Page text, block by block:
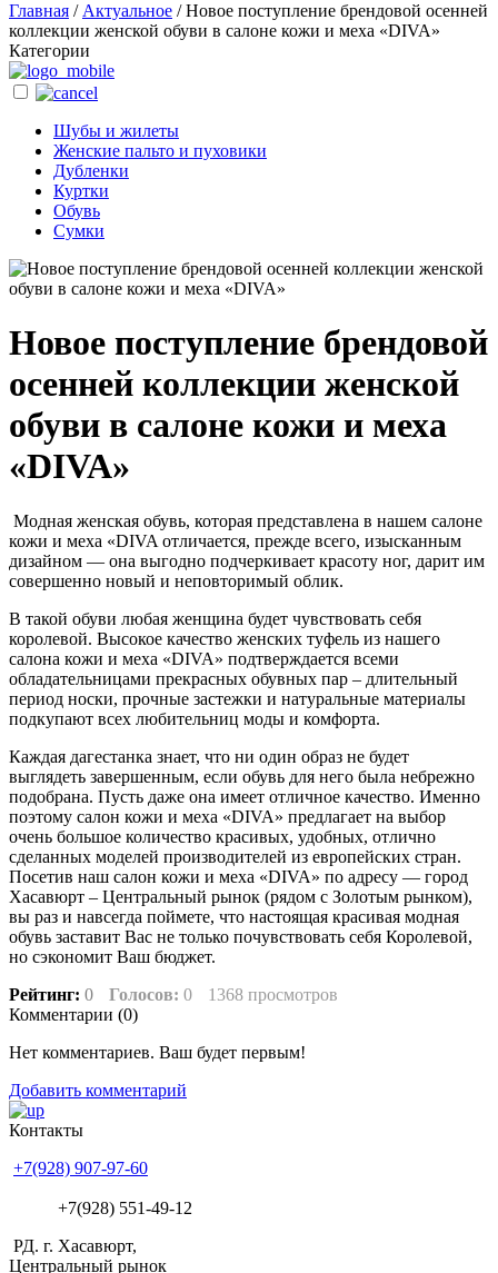
Главная / Актуальное /Новое поступление брендовой осенней
коллекции женской обуви в салоне кожи и меха «DIVA»
Категории
Шубы и жилеты
Женские пальто и пуховики
Дубленки
Куртки
Обувь
Сумки
Новое поступление брендовой
осенней коллекции женской
обуви в салоне кожи и меха
«DIVA»
Модная женская обувь, которая представлена в нашем салоне
кожи и меха «DIVA отличается, прежде всего, изысканным
дизайном — она выгодно подчеркивает красоту ног, дарит им
совершенно новый и неповторимый облик.
В такой обуви любая женщина будет чувствовать себя
королевой. Высокое качество женских туфель из нашего
салона кожи и меха «DIVA» подтверждается всеми
обладательницами прекрасных обувных пар – длительный
период носки, прочные застежки и натуральные материалы
подкупают всех любительниц моды и комфорта.
Каждая дагестанка знает, что ни один образ не будет
выглядеть завершенным, если обувь для него была небрежно
подобрана. Пусть даже она имеет отличное качество. Именно
поэтому салон кожи и меха «DIVA» предлагает на выбор
очень большое количество красивых, удобных, отлично
сделанных моделей производителей из европейских стран.
Посетив наш салон кожи и меха «DIVA» по адресу — город
Хасавюрт – Центральный рынок (рядом с Золотым рынком),
вы раз и навсегда поймете, что настоящая красивая модная
обувь заставит Вас не только почувствовать себя Королевой,
но сэкономит Ваш бюджет.
Рейтинг: 0 Голосов: 0
1368 просмотров
Комментарии (0)
Нет комментариев. Ваш будет первым!
Добавить комментарий
Контакты
+7(928) 907-97-60
+7(928) 551-49-12
РД. г. Хасавюрт,
Центральный рынок